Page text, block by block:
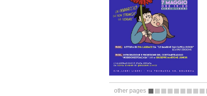
other pages